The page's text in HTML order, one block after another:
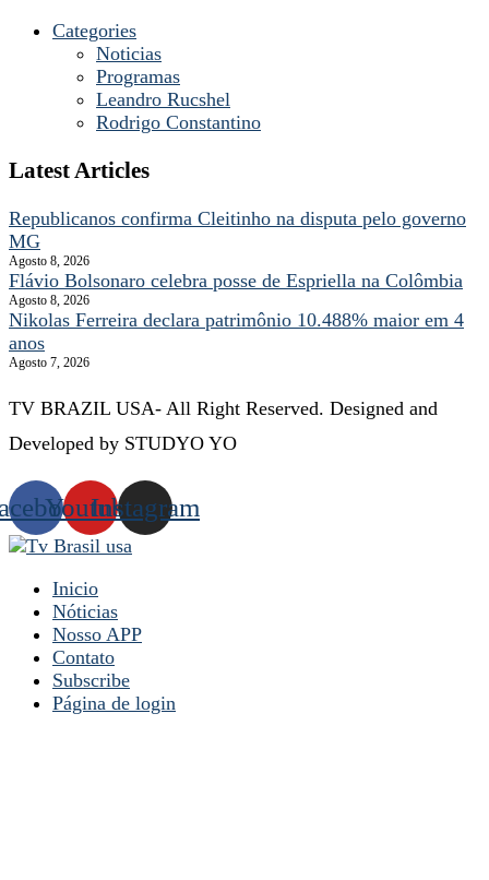
Categories
Noticias
Programas
Leandro Rucshel
Rodrigo Constantino
Latest Articles
Republicanos confirma Cleitinho na disputa pelo governo
MG
Agosto 8, 2026
Flávio Bolsonaro celebra posse de Espriella na Colômbia
Agosto 8, 2026
Nikolas Ferreira declara patrimônio 10.488% maior em 4
anos
Agosto 7, 2026
TV BRAZIL USA- All Right Reserved. Designed and
Developed by STUDYO YO
YoutubeInstagram
Inicio
Nóticias
Nosso APP
Contato
Subscribe
Página de login